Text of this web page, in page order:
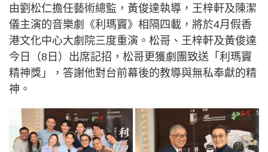
由劉松仁擔任藝術總監，黃俊達執導，王梓軒及陳潔
儀主演的音樂劇《利瑪竇》相隔四載，將於4月假香
港文化中心大劇院三度重演。松哥、王梓軒及黃俊達
今日（8日）出席記招，松哥更獲劇團致送「利瑪竇
精神獎」，答謝他對台前幕後的教導與無私奉獻的精
神。